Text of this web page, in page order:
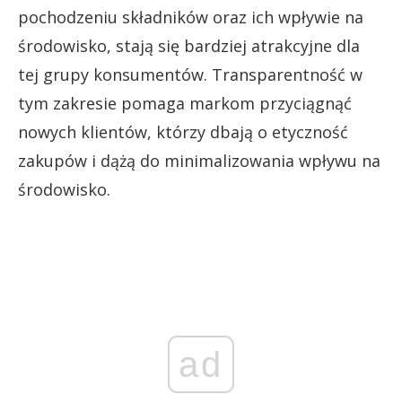
pochodzeniu składników oraz ich wpływie na
środowisko, stają się bardziej atrakcyjne dla
tej grupy konsumentów. Transparentność w
tym zakresie pomaga markom przyciągnąć
nowych klientów, którzy dbają o etyczność
zakupów i dążą do minimalizowania wpływu na
środowisko.
ad